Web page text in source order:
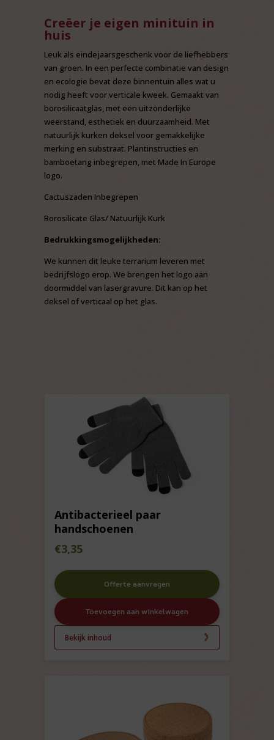
Creëer je eigen minituin in
huis
Leuk als eindejaarsgeschenk voor de liefhebbers
van groen. In een perfecte combinatie van design
en ecologie bevat deze binnentuin alles wat u
nodig heeft voor verticale kweek. Gemaakt van
borosilicaatglas, met een uitzonderlijke
weerstand, esthetiek en duurzaamheid. Met
natuurlijk kurken deksel voor gemakkelijke
merking en substraat. Plantinstructies en
bamboetang inbegrepen, met Made In Europe
logo.
Cactuszaden Inbegrepen
Borosilicate Glas/ Natuurlijk Kurk
Bedrukkingsmogelijkheden:
We kunnen dit leuke terrarium leveren met
bedrijfslogo erop. We brengen het logo aan
doormiddel van lasergravure. Dit kan op het
deksel of verticaal op het glas.
Antibacterieel paar
handschoenen
€3,35
Offerte aanvragen
Toevoegen aan winkelwagen
Bekijk inhoud